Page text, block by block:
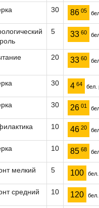
30 86 05
5 33 60
20 33 60
30 4 64 бел.
30 26 01
10 46 20
10 85 68
мелкий 5 100
средний 10 120